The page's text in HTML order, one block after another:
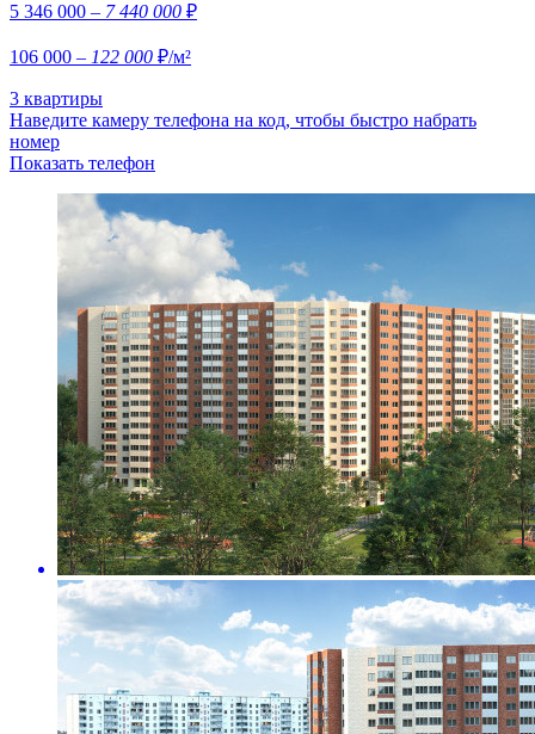
5 346 000 – 7 440 000 ₽
106 000 – 122 000 ₽/м²
3 квартиры
Наведите камеру телефона на код, чтобы быстро набрать
номер
Показать телефон